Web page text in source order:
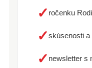
✓ ročenku
✓skúsenosti
✓ newsletter s